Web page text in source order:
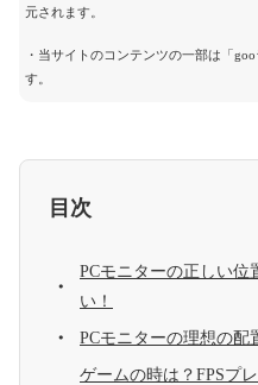
元されます。
・当サイトのコンテンツの一部は「
す。
目次
PCモニターの正しい位
い！
PCモニターの理想の配
ゲームの時は？FPSプ